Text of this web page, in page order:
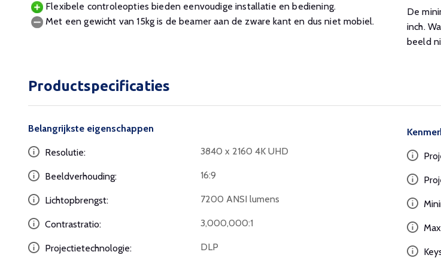
Flexibele controleopties bieden eenvoudige installatie en bediening.
Met een gewicht van 15kg is de beamer aan de zware kant en dus niet mobiel.
De
inch.
beeld
Productspecificaties
Belangrijkste eigenschappen
Resolutie: 3840 x 2160 4K UHD
Beeldverhouding: 16:9
Lichtopbrengst: 7200 ANSI lumens
Contrastratio: 3,000,000:1
Projectietechnologie: DLP